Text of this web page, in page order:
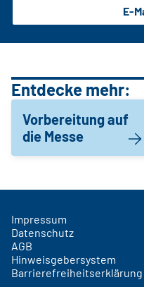
E-
Entdecke mehr:
Vorbereitung auf
die Messe
Impressum
Datenschutz
AGB
Hinweisgebersystem
Barrierefreiheitserklärung